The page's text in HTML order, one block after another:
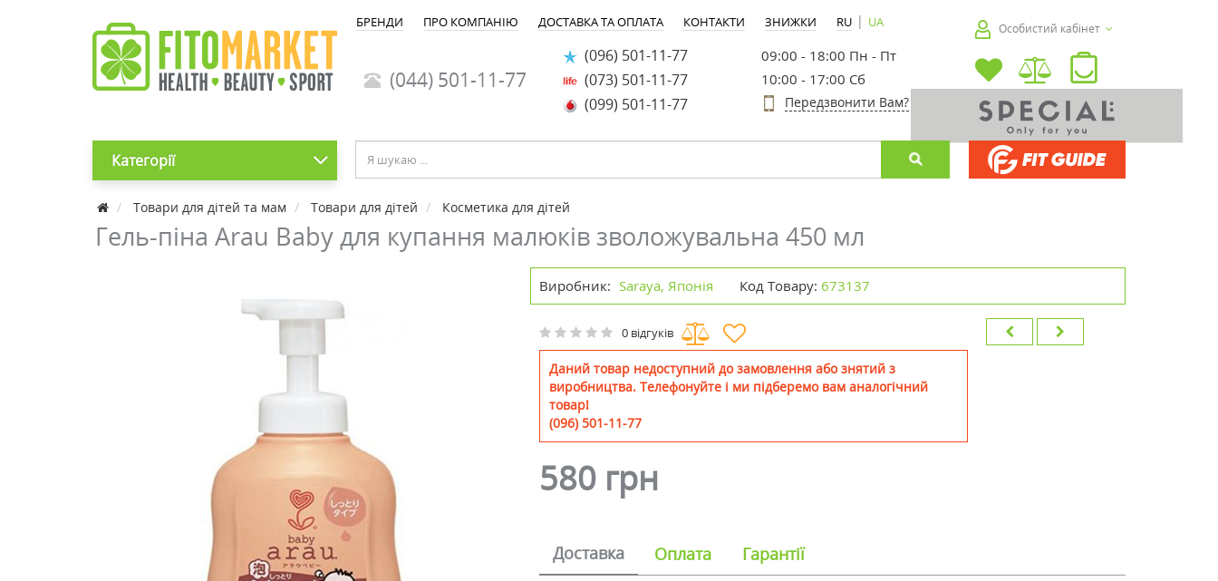
БРЕНДИ ПРО КОМПАНІЮ ДОСТАВКА ТА ОПЛАТА КОНТАКТИ ЗНИЖКИ RU | UA
(044) 501-11-77
(096) 501-11-77
(073) 501-11-77
(099) 501-11-77
09:00 - 18:00 Пн - Пт
10:00 - 17:00 Сб
Передзвонити Вам?
Особистий кабінет
Категорії
Товари для дітей та мам Товари для дітей Косметика для дітей
Гель-піна Arau Baby для купання малюків зволожувальна 450 мл
Виробник: Saraya, Японія Код Товару: 673137
0 відгуків
Даний товар недоступний до замовлення або знятий з
виробництва. Телефонуйте і ми підберемо вам аналогічний
товар!
(096) 501-11-77
580 грн
Доставка Оплата Гарантії